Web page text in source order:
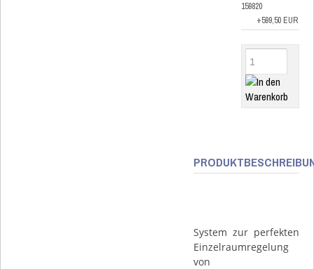
159820
+599,50 EUR
System zur perfekten
Einzelraumregelung
von